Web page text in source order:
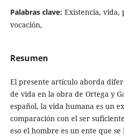
Palabras clave: Existencia, vida,
vocación,
Resumen
El presente artículo aborda
de vida en la obra de Ortega y
español, la vida humana es un
comparación con el ser
eso el hombre es un ente que se